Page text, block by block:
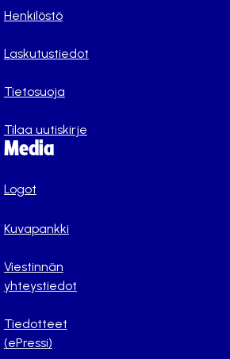
Henkilöstö
Laskutustiedot
Tietosuoja
Tilaa uutiskirje
Media
Logot
Kuvapankki
Viestinnän
yhteystiedot
Tiedotteet
(ePressi)